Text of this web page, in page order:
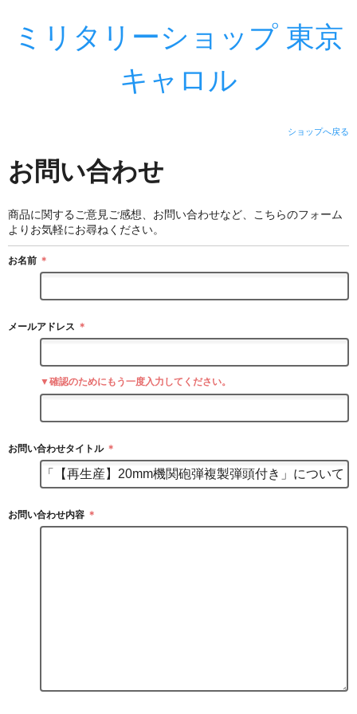
ミリタリーショップ 東京
キャロル
ショップへ戻る
お問い合わせ
商品に関するご意見ご感想、お問い合わせなど、こちらのフォーム
よりお気軽にお尋ねください。
お名前 ＊
メールアドレス ＊
▼確認のためにもう一度入力してください。
お問い合わせタイトル ＊
お問い合わせ内容 ＊